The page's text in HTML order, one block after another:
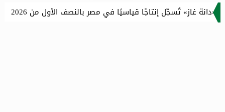
في مصر بالنصف الأول من 2026 وتستعيد كافة مستحقاتها المتأخرة